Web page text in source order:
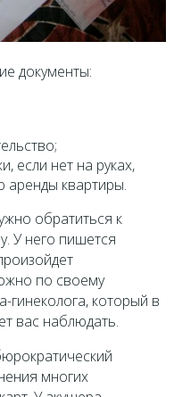
документы:
если нет на руках,
аренды квартиры.
обратиться к
У него пишется
по своему
который в
вас наблюдать.
многих